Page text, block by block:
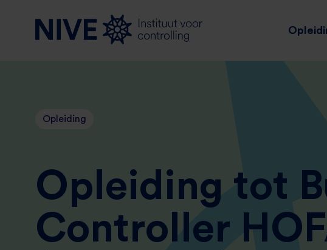
Opleiding
Opleiding tot
Controller